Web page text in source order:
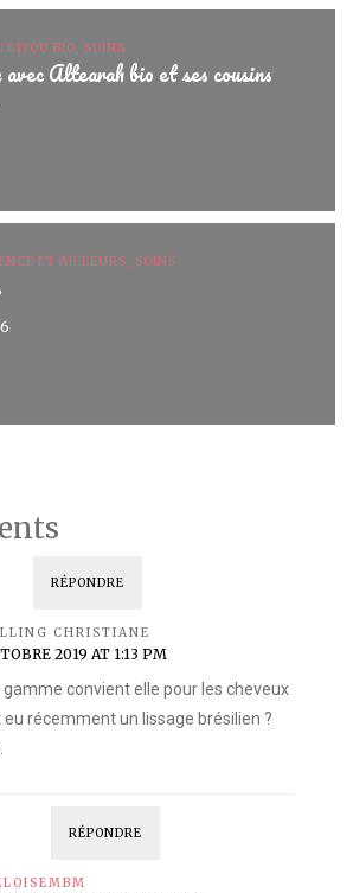
ET/OU BIO, SOINS
Altearah bio et ses cousins
ET AILLEURS, SOINS
RÉPONDRE
CHRISTIANE
2019 AT 1:13 PM
convient elle pour les cheveux
eu récemment un lissage brésilien ?
RÉPONDRE